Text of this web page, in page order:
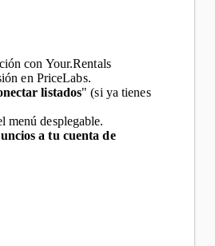
con Your.Rentals
en PriceLabs.
listados" (si ya tienes
menú desplegable.
a tu cuenta de